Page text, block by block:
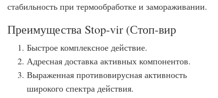
стабильность при термообработке и замораживании.
Преимущества Stop-vir (Стоп-вир
Быстрое комплексное действие.
Адресная доставка активных компонентов.
Выраженная противовирусная активность
широкого спектра действия.